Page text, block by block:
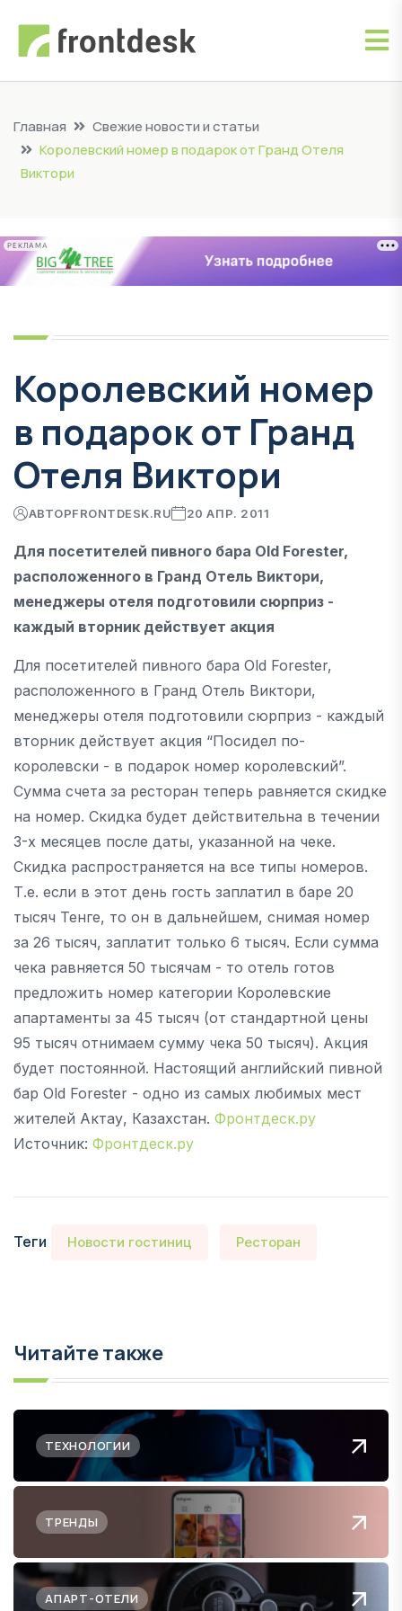
Главная
Свежие новости и статьи
Королевский номер в подарок от Гранд Отеля
Виктори
РЕКЛАМА
Королевский номер
в подарок от Гранд
Отеля Виктори
АВТОРFRONTDESK.RU 20 АПР. 2011
Для посетителей пивного бара Old Forester,
расположенного в Гранд Отель Виктори,
менеджеры отеля подготовили сюрприз -
каждый вторник действует акция
Для посетителей пивного бара Old Forester,
расположенного в Гранд Отель Виктори,
менеджеры отеля подготовили сюрприз - каждый
вторник действует акция “Посидел по-
королевски - в подарок номер королевский”.
Сумма счета за ресторан теперь равняется скидке
на номер. Скидка будет действительна в течении
3-х месяцев после даты, указанной на чеке.
Скидка распространяется на все типы номеров.
Т.е. если в этот день гость заплатил в баре 20
тысяч Тенге, то он в дальнейшем, снимая номер
за 26 тысяч, заплатит только 6 тысяч. Если сумма
чека равняется 50 тысячам - то отель готов
предложить номер категории Королевские
апартаменты за 45 тысяч (от стандартной цены
95 тысяч отнимаем сумму чека 50 тысяч). Акция
будет постоянной. Настоящий английский пивной
бар Old Forester - одно из самых любимых мест
жителей Актау, Казахстан. Фронтдеск.ру
Источник: Фронтдеск.ру
Теги Новости гостиниц Ресторан
Читайте также
ТЕХНОЛОГИИ
ТРЕНДЫ
АПАРТ-ОТЕЛИ